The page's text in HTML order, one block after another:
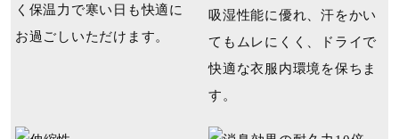
く保温力で寒い日も快適に
お過ごしいただけます。
吸湿性能に優れ、汗をかい
てもムレにくく、ドライで
快適な⾐服内環境を保ちま
す。